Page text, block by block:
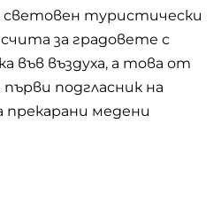
световен туристически
за градовете с
във въздуха, а това от
подгласник на
медени